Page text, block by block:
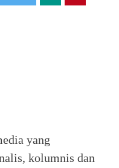
yang
kolumnis dan